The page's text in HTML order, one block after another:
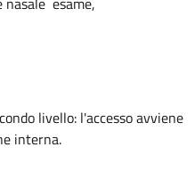
livello: l'accesso avviene
interna.